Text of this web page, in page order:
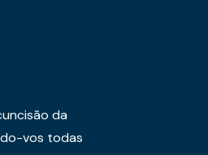
da
vos todas